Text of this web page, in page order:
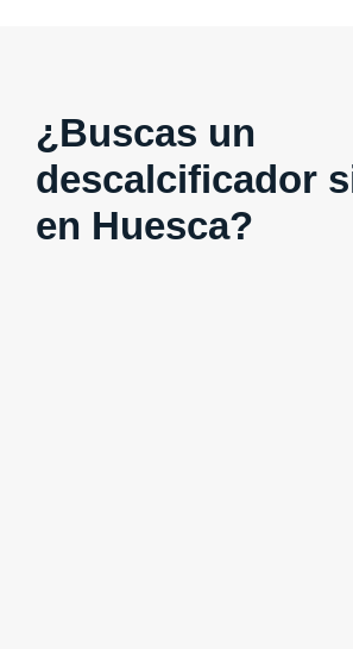
¿Buscas un
descalcificador
en Huesca?